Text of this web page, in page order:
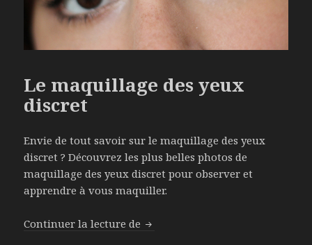
Le maquillage des yeux
discret
Envie de tout savoir sur le maquillage des yeux
discret ? Découvrez les plus belles photos de
maquillage des yeux discret pour observer et
apprendre à vous maquiller.
Continuer la lecture de Le maquillage des yeux discret